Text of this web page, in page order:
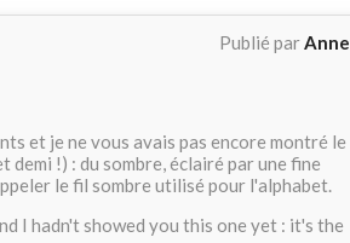
Publié parAnne
et je ne vous avais pas encore montré le
!) : du sombre, éclairé par une fine
le fil sombre utilisé pour l'alphabet.
I hadn't showed you this one yet : it's the